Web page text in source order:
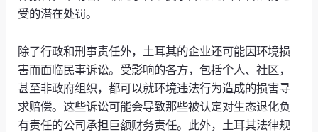
受的潜在处罚。
除了行政和刑事责任外，土耳其的企业还可能因环境损
害而面临民事诉讼。受影响的各方，包括个人、社区，
甚至非政府组织，都可以就环境违法行为造成的损害寻
求赔偿。这些诉讼可能会导致那些被认定对生态退化负
有责任的公司承担巨额财务责任。此外，土耳其法律规